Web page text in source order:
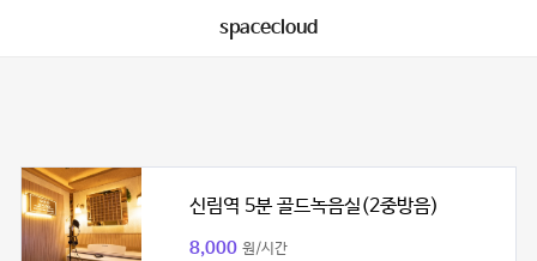
spacecloud
신림역 5분 골드녹음실(2중방음)
8,000 원/시간